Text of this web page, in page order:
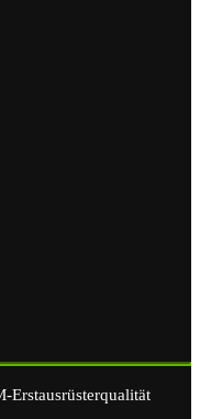
Erstausrüsterqualität